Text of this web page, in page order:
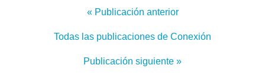
« Publicación anterior
Todas las publicaciones de Conexión
Publicación siguiente »